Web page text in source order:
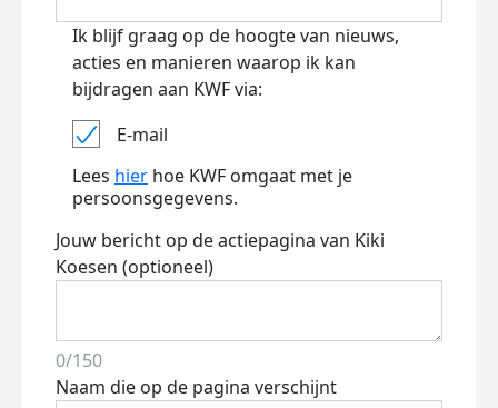
Ik blijf graag op de hoogte van nieuws,
acties en manieren waarop ik kan
bijdragen aan KWF via:
E-mail
Lees hier hoe KWF omgaat met je
persoonsgegevens.
Jouw bericht op de actiepagina van Kiki
Koesen (optioneel)
0/150
Naam die op de pagina verschijnt